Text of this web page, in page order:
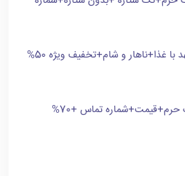
غذا+ناهار و شام+تخفیف ویژه 50%
رزرو مسافرخانه مشهد نزدیک حرم+قیمت+شماره تماس +70%